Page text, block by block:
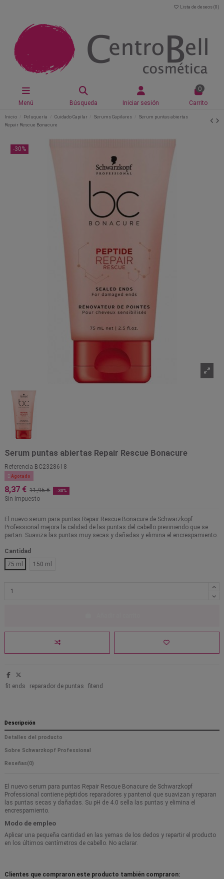
Lista de deseos (0 )
Menú Búsqueda Iniciar sesión
0
Carrito
Inicio Peluquería Cuidado Capilar Serums Capilares
Serum puntas abiertas
Repair Rescue Bonacure
-30%
Serum puntas abiertas Repair Rescue Bonacure
Referencia BC2328618
 Agotado
8,37 € 11,95 € -30%
Sin impuesto
El nuevo serum para puntas Repair Rescue Bonacure de Schwarzkopf
Professional mejora la calidad de las puntas del cabello previniendo que se
partan. Suaviza las puntas muy secas y dañadas y elimina el encrespamiento.
Cantidad
75 ml
150 ml
fit ends reparador de puntas fitend
Descripción
Detalles del producto
Sobre Schwarzkopf Professional
Reseñas(0)
El nuevo serum para puntas Repair Rescue Bonacure de Schwarzkopf
Professional contiene péptidos reparadores y pantenol que suavizan y reparan
las puntas secas y dañadas. Su pH de 4.0 sella las puntas y elimina el
encrespamiento.
Modo de empleo
Aplicar una pequeña cantidad en las yemas de los dedos y repartir el producto
en los últimos centímetros de cabello. No aclarar.
Clientes que compraron este producto también compraron: